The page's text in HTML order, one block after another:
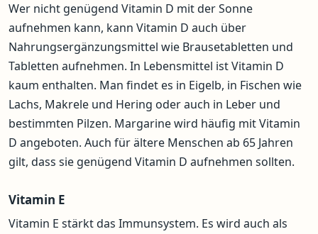
Wer nicht genügend Vitamin D mit der Sonne
aufnehmen kann, kann Vitamin D auch über
Nahrungsergänzungsmittel wie Brausetabletten und
Tabletten aufnehmen. In Lebensmittel ist Vitamin D
kaum enthalten. Man findet es in Eigelb, in Fischen wie
Lachs, Makrele und Hering oder auch in Leber und
bestimmten Pilzen. Margarine wird häufig mit Vitamin
D angeboten. Auch für ältere Menschen ab 65 Jahren
gilt, dass sie genügend Vitamin D aufnehmen sollten.
Vitamin E
Vitamin E stärkt das Immunsystem. Es wird auch als